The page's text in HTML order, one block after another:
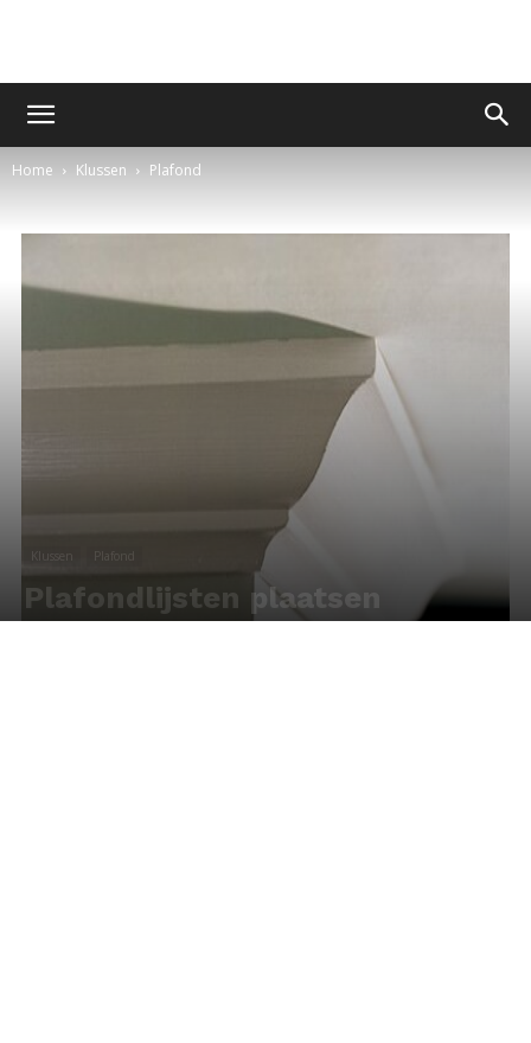
Home Klussen Plafond
Klussen Plafond
Plafondlijsten plaatsen